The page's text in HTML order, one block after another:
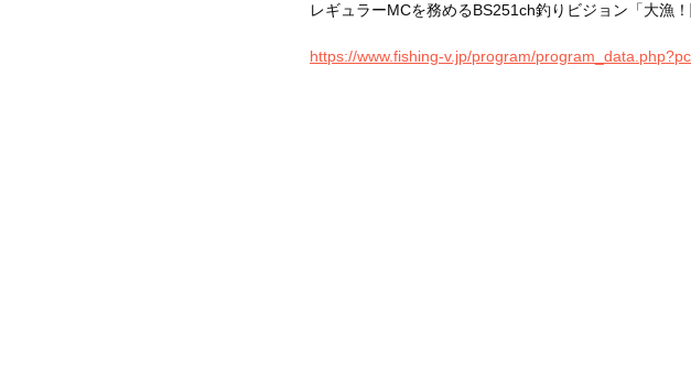
レギュラーMCを務めるBS251ch釣りビジョン「大漁
https://www.fishing-v.jp/program/